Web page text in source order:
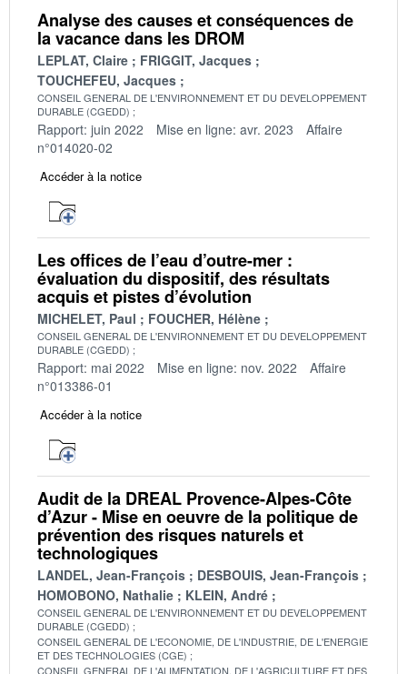
Analyse des causes et conséquences de
la vacance dans les DROM
LEPLAT, Claire
FRIGGIT, Jacques
TOUCHEFEU, Jacques
CONSEIL GENERAL DE L'ENVIRONNEMENT ET DU DEVELOPPEMENT
DURABLE (CGEDD)
Rapport: juin 2022 Mise en ligne: avr. 2023
Affaire
n°014020-02
Accéder à la notice
Les offices de l’eau d’outre-mer :
évaluation du dispositif, des résultats
acquis et pistes d’évolution
MICHELET, Paul FOUCHER, Hélène
CONSEIL GENERAL DE L'ENVIRONNEMENT ET DU DEVELOPPEMENT
DURABLE (CGEDD)
Rapport: mai 2022 Mise en ligne: nov. 2022
Affaire
n°013386-01
Accéder à la notice
Audit de la DREAL Provence-Alpes-Côte
d’Azur - Mise en oeuvre de la politique de
prévention des risques naturels et
technologiques
LANDEL, Jean-François
DESBOUIS, Jean-François
HOMOBONO, Nathalie
KLEIN, André
CONSEIL GENERAL DE L'ENVIRONNEMENT ET DU DEVELOPPEMENT
DURABLE (CGEDD)
CONSEIL GENERAL DE L'ECONOMIE, DE L'INDUSTRIE, DE L'ENERGIE
ET DES TECHNOLOGIES (CGE)
CONSEIL GENERAL DE L'ALIMENTATION, DE L'AGRICULTURE ET DES